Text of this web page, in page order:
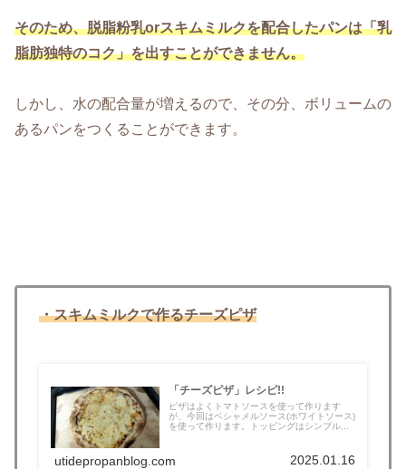
そのため、脱脂粉乳orスキムミルクを配合したパンは「乳
脂肪独特のコク」を出すことができません。
しかし、水の配合量が増えるので、その分、ボリュームの
あるパンをつくることができます。
・スキムミルクで作るチーズピザ
「チーズピザ」レシピ!!
ピザはよくトマトソースを使って作ります
が、今回はベシャメルソース(ホワイトソース)
を使って作ります。トッピングはシンプル...
utidepropanblog.com 2025.01.16